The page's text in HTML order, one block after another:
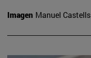
Imagen Manuel Castells